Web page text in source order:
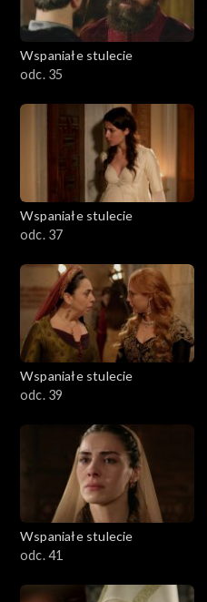
Wspaniałe stulecie
odc. 35
Wspaniałe stulecie
odc. 37
Wspaniałe stulecie
odc. 39
Wspaniałe stulecie
odc. 41